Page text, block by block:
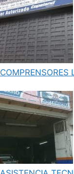
COMPRENSORES